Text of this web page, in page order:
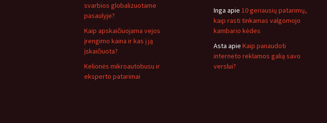
svarbios globalizuotame
pasaulyje?
Kaip apskaičiuojama vejos
įrengimo kaina ir kas į ją
įskaičiuota?
Kelionės mikroautobusu ir
eksperto patarimai
Inga apie 10 geriausių patarimų,
kaip rasti tinkamas valgomojo
kambario kėdes
Asta apie Kaip panaudoti
interneto reklamos galią savo
verslui?